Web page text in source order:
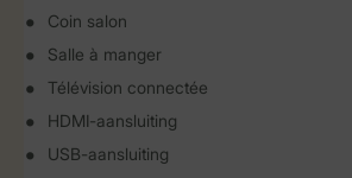
Coin salon
Salle à manger
Télévision connectée
HDMI-aansluiting
USB-aansluiting